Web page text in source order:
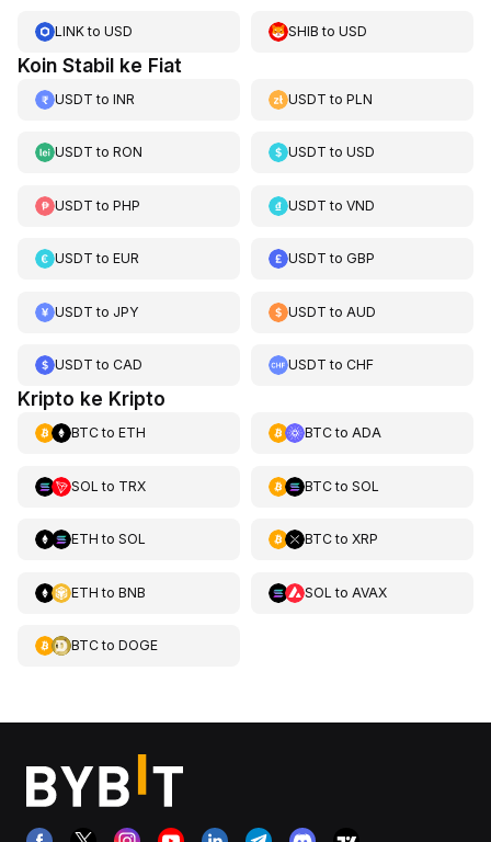
LINKto USD SHIB toUSD
Koin Stabil ke Fiat
USDT to INR USDT toPLN
USDT to RON USDT toUSD
USDT to PHP USDT toVND
USDT to EUR USDT toGBP
USDT to JPY USDT to AUD
USDT to CAD USDT toCHF
Kripto ke Kripto
BTCto ETH BTCto ADA
SOL to TRX BTCto SOL
ETH to SOL BTCto XRP
ETH to BNB SOL to AVAX
BTCto DOGE